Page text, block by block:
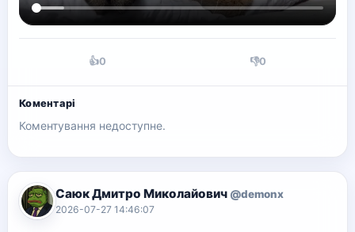
👍0 👎0
Коментарі
Коментування недоступне.
Саюк Дмитро Миколайович @demonx
2026-07-27 14:46:07